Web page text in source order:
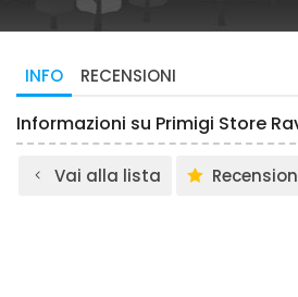
INFO RECENSIONI
Informazioni su Primigi Store
Vai alla lista